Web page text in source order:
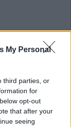
My Personal
third parties, or
for
opt-out
that after your
seeing